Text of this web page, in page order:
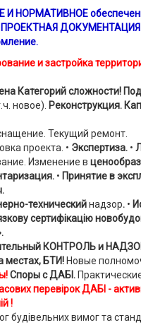
НОРМАТИВНОЕ
ДОКУМЕНТАЦИЯ
и застройка
Категорий сложности!
новое). Реконструкция.
Текущий ремонт.
проекта. • Экспертиза. •
Изменение в
• Принятие в
техническийнадзор. •
сертифікацію
КОНТРОЛЬ и
местах, БТИ! Новые
Споры с ДАБІ.
перевірок ДАБІ -
!
будівельних вимог та